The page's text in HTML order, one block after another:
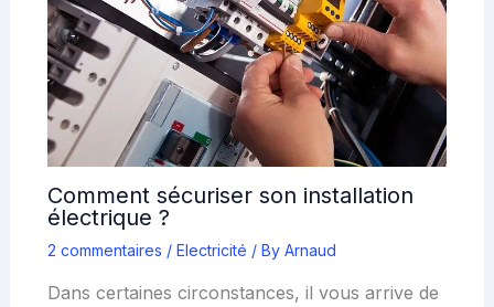
Comment sécuriser son installation
électrique ?
2 commentaires / Electricité / By Arnaud
Dans certaines circonstances, il vous arrive de